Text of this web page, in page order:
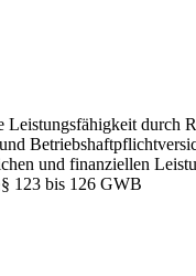
Leistungsfähigkeit durch
und finanziellen
123 bis 126 GWB